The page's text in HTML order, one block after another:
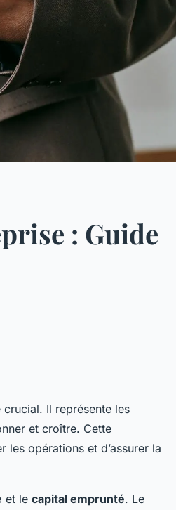
: Guide
crucial. Il représente les
et croître. Cette
les opérations et d’assurer la
et le capital emprunté. Le